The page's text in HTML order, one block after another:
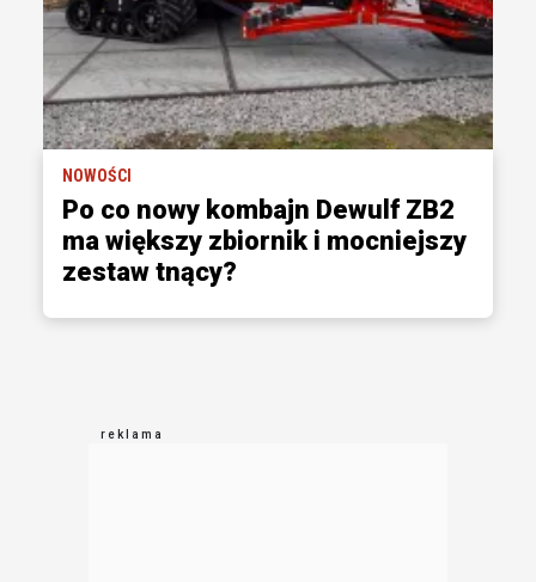
NOWOŚCI
Po co nowy kombajn Dewulf ZB2
ma większy zbiornik i mocniejszy
zestaw tnący?